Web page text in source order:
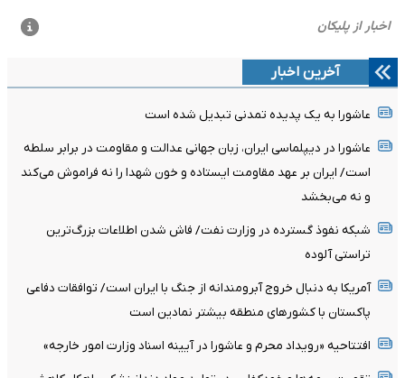
آخرین اخبار
عاشورا به یک پدیده تمدنی تبدیل شده است
عاشورا در دیپلماسی ایران، زبان جهانی عدالت و مقاومت در برابر سلطه
است/ ایران بر عهد مقاومت ایستاده و خون شهدا را نه فراموش می‌کند
و نه می‌بخشد
شبکه نفوذ گسترده در وزارت نفت/ فاش شدن اطلاعات بزرگ‌ترین
تراستی‌ آلوده
آمریکا به دنبال خروج آبرومندانه از جنگ با ایران است/ توافقات دفاعی
پاکستان با کشورهای منطقه بیشتر نمادین است
افتتاحیه «رویداد محرم و عاشورا در آیینه اسناد وزارت امور خارجه»